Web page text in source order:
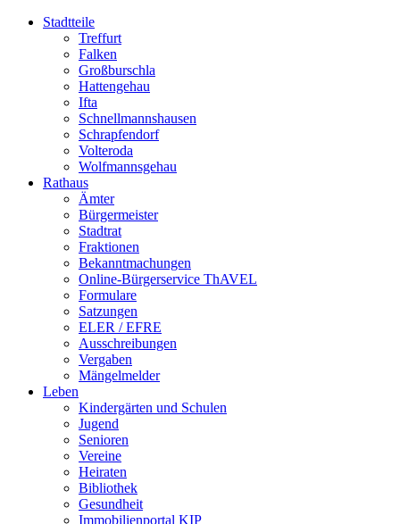
Stadtteile
Treffurt
Falken
Großburschla
Hattengehau
Ifta
Schnellmannshausen
Schrapfendorf
Volteroda
Wolfmannsgehau
Rathaus
Ämter
Bürgermeister
Stadtrat
Fraktionen
Bekanntmachungen
Online-Bürgerservice ThAVEL
Formulare
Satzungen
ELER / EFRE
Ausschreibungen
Vergaben
Mängelmelder
Leben
Kindergärten und Schulen
Jugend
Senioren
Vereine
Heiraten
Bibliothek
Gesundheit
Immobilienportal KIP